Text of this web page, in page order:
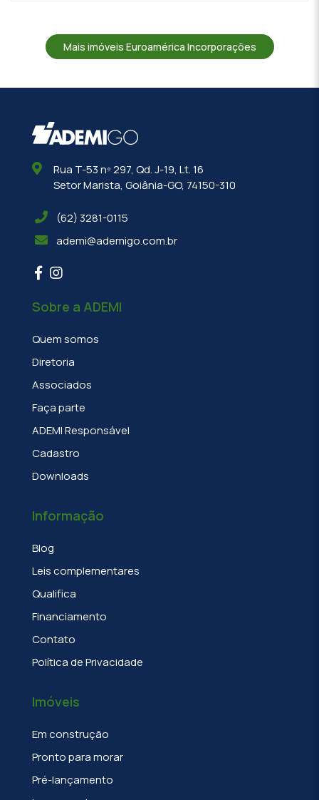
Mais imóveis Euroamérica Incorporações
Rua T-53 nº 297, Qd. J-19, Lt. 16
Setor Marista, Goiânia-GO, 74150-310
(62) 3281-0115
ademi@ademigo.com.br
Sobre a ADEMI
Quem somos
Diretoria
Associados
Faça parte
ADEMI Responsável
Cadastro
Downloads
Informação
Blog
Leis complementares
Qualifica
Financiamento
Contato
Política de Privacidade
Imóveis
Em construção
Pronto para morar
Pré-lançamento